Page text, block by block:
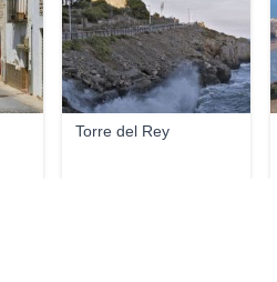
Torre del Rey